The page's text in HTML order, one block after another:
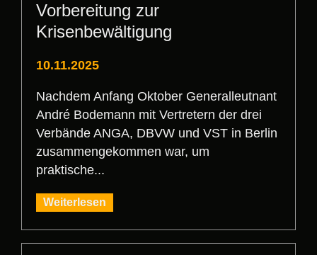
Vorbereitung zur
Krisenbewältigung
10.11.2025
Nachdem Anfang Oktober Generalleutnant
André Bodemann mit Vertretern der drei
Verbände ANGA, DBVW und VST in Berlin
zusammengekommen war, um
praktische...
Weiterlesen